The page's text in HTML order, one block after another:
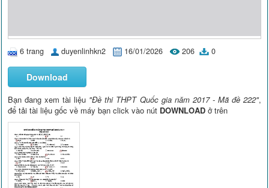
6 trang duyenlinhkn2 16/01/2026 206 0
Download
Bạn đang xem tài liệu "Đề thi THPT Quốc gia năm 2017 - Mã đề 222",
để tải tài liệu gốc về máy bạn click vào nút DOWNLOAD ở trên